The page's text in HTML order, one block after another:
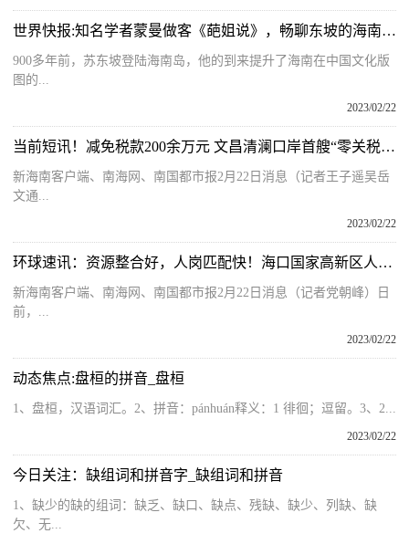
世界快报:知名学者蒙曼做客《葩姐说》，畅聊东坡的海南岁月
900多年前，苏东坡登陆海南岛，他的到来提升了海南在中国文化版
图的...
2023/02/22
当前短讯！减免税款200余万元 文昌清澜口岸首艘“零关税”进口游艇通关放行
新海南客户端、南海网、南国都市报2月22日消息（记者王子遥吴岳
文通...
2023/02/22
环球速讯：资源整合好，人岗匹配快！海口国家高新区人才就业服务站建立动态响应机制
新海南客户端、南海网、南国都市报2月22日消息（记者党朝峰）日
前，...
2023/02/22
动态焦点:盘桓的拼音_盘桓
1、盘桓，汉语词汇。2、拼音：pánhuán释义：1 徘徊；逗留。3、2...
2023/02/22
今日关注：缺组词和拼音字_缺组词和拼音
1、缺少的缺的组词：缺乏、缺口、缺点、残缺、缺少、列缺、缺
欠、无...